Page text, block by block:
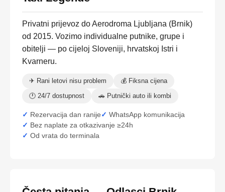
Privatni prijevoz do Aerodroma Ljubljana (Brnik)
od 2015. Vozimo individualne putnike, grupe i
obitelji — po cijeloj Sloveniji, hrvatskoj Istri i
Kvarneru.
✈ Rani letovi nisu problem
💰 Fiksna cijena
🕐 24/7 dostupnost
🚗 Putnički auto ili kombi
Rezervacija dan ranije
WhatsApp komunikacija
Bez naplate za otkazivanje ≥24h
Od vrata do terminala